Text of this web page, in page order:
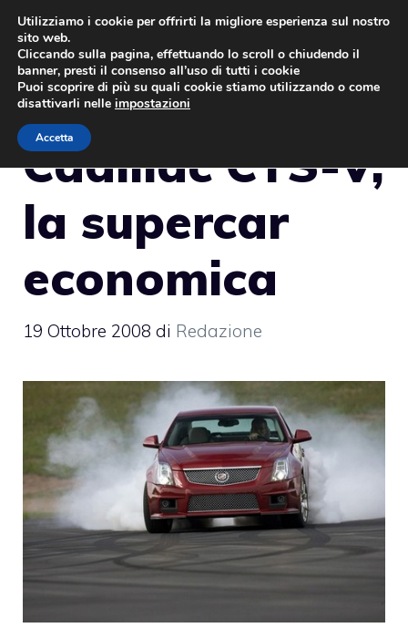
Vai
contenuto
Cadillac CTS-V,
la supercar
economica
19 Ottobre 2008 di Redazione
Utilizziamo i cookie per offrirti la migliore esperienza sul nostro
sito web.
Cliccando sulla pagina, effettuando lo scroll o chiudendo il
banner, presti il consenso all’uso di tutti i cookie
Puoi scoprire di più su quali cookie stiamo utilizzando o come
disattivarli nelle impostazioni
Accetta